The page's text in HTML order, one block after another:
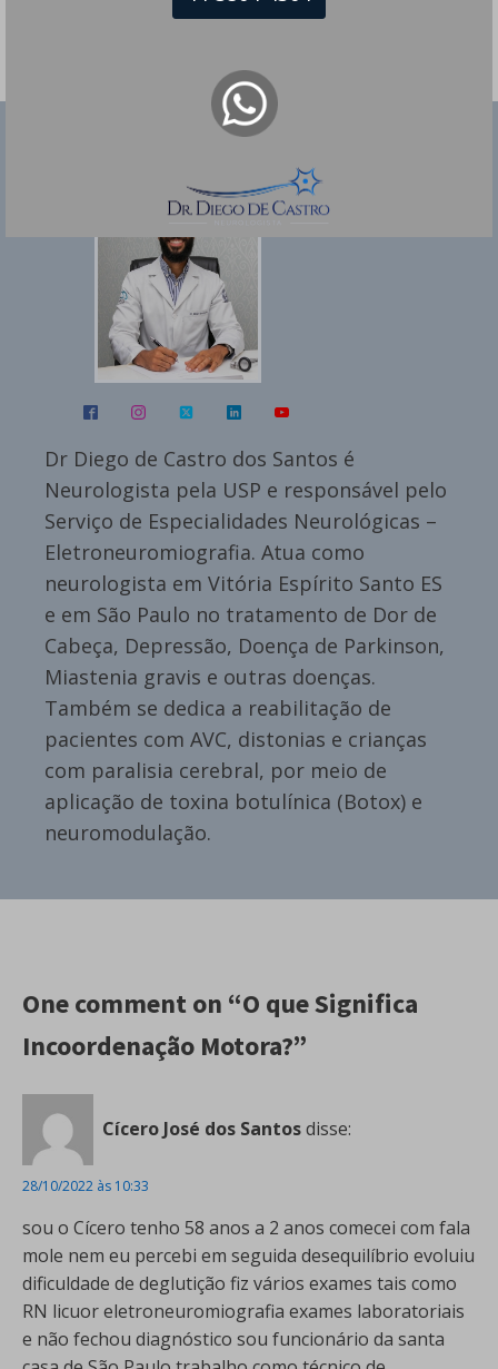
Dr Diego de Castro dos Santos
Dr Diego de Castro dos Santos é
Neurologista pela USP e responsável pelo
Serviço de Especialidades Neurológicas –
Eletroneuromiografia. Atua como
neurologista em Vitória Espírito Santo ES
e em São Paulo no tratamento de Dor de
Cabeça, Depressão, Doença de Parkinson,
Miastenia gravis e outras doenças.
Também se dedica a reabilitação de
pacientes com AVC, distonias e crianças
com paralisia cerebral, por meio de
aplicação de toxina botulínica (Botox) e
neuromodulação.
One comment on “O que Significa
Incoordenação Motora?”
Cícero José dos Santosdisse:
28/10/2022 às 10:33
sou o Cícero tenho 58 anos a 2 anos comecei com fala
mole nem eu percebi em seguida desequilíbrio evoluiu
dificuldade de deglutição fiz vários exames tais como
RN licuor eletroneuromiografia exames laboratoriais
e não fechou diagnóstico sou funcionário da santa